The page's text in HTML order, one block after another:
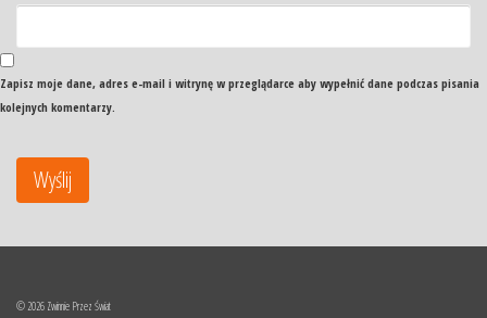
Zapisz moje dane, adres e-mail i witrynę w przeglądarce aby wypełnić dane podczas pisania
kolejnych komentarzy.
© 2026 Zwinnie Przez Świat